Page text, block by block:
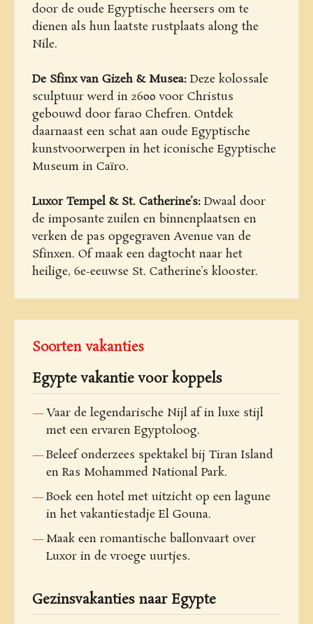
door de oude Egyptische heersers om te
dienen als hun laatste rustplaats along the
Nile.
De Sfinx van Gizeh & Musea: Deze kolossale
sculptuur werd in 2600 voor Christus
gebouwd door farao Chefren. Ontdek
daarnaast een schat aan oude Egyptische
kunstvoorwerpen in het iconische Egyptische
Museum in Caïro.
Luxor Tempel & St. Catherine’s: Dwaal door
de imposante zuilen en binnenplaatsen en
verken de pas opgegraven Avenue van de
Sfinxen. Of maak een dagtocht naar het
heilige, 6e-eeuwse St. Catherine’s klooster.
Soorten vakanties
Egypte vakantie voor koppels
Vaar de legendarische Nijl af in luxe stijl
met een ervaren Egyptoloog.
Beleef onderzees spektakel bij Tiran Island
en Ras Mohammed National Park.
Boek een hotel met uitzicht op een lagune
in het vakantiestadje El Gouna.
Maak een romantische ballonvaart over
Luxor in de vroege uurtjes.
Gezinsvakanties naar Egypte